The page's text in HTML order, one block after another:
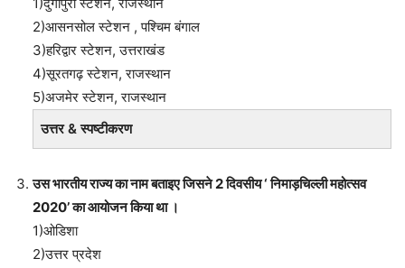
1)दुर्गापुरा स्टेशन, राजस्थान
2)आसनसोल स्टेशन , पश्चिम बंगाल
3)हरिद्वार स्टेशन, उत्तराखंड
4)सूरतगढ़ स्टेशन, राजस्थान
5)अजमेर स्टेशन, राजस्थान
उत्तर & स्पष्टीकरण
उस भारतीय राज्य का नाम बताइए जिसने 2 दिवसीय ‘ निमाड़चिल्ली महोत्सव
2020’ का आयोजन किया था ।
1)ओडिशा
2)उत्तर प्रदेश